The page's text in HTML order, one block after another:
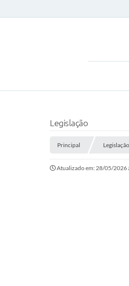
Legislação
Principal Legislação
Atualizado em: 28/05/2026